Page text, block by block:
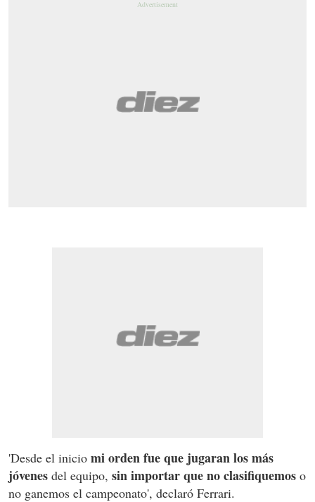
'Desde el inicio mi orden fue que jugaran los más
jóvenes del equipo, sin importar que no clasifiquemos o
no ganemos el campeonato', declaró Ferrari.